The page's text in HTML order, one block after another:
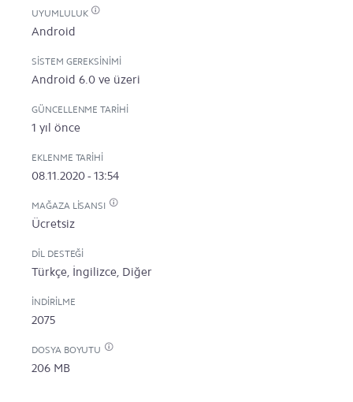
UYUMLULUK
Android
SISTEM GEREKSINIMI
Android 6.0 ve üzeri
GÜNCELLENME TARIHI
1 yıl önce
EKLENME TARIHI
08.11.2020 - 13:54
MAĞAZA LISANSI
Ücretsiz
DIL DESTEĞI
Türkçe, İngilizce, Diğer
İNDIRILME
2075
DOSYA BOYUTU
206 MB